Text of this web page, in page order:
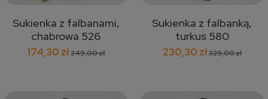
Sukienka z falbanami,
chabrowa 526
174,30 zł249,00 zł
Sukienka z falbanką,
turkus 580
230,30 zł329,00 zł